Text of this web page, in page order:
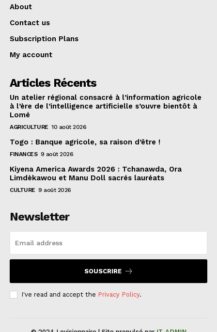
About
Contact us
Subscription Plans
My account
Articles Récents
Un atelier régional consacré à l’information agricole
à l’ère de l’intelligence artificielle s’ouvre bientôt à
Lomé
AGRICULTURE 10 août 2026
Togo : Banque agricole, sa raison d’être !
FINANCES 9 août 2026
Kiyena America Awards 2026 : Tchanawda, Ora
Limdèkawou et Manu Doll sacrés lauréats
CULTURE 9 août 2026
Newsletter
SOUSCRIRE
I've read and accept the Privacy Policy.